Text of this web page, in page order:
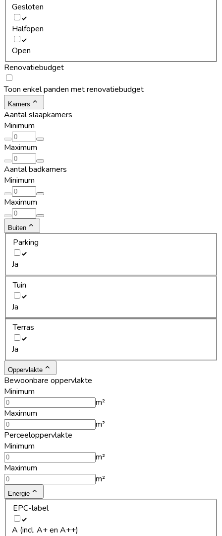
Gesloten
Halfopen
Open
Renovatiebudget
Toon enkel panden met renovatiebudget
Kamers
Aantal slaapkamers
Minimum
Maximum
Aantal badkamers
Minimum
Maximum
Buiten
Parking
Ja
Tuin
Ja
Terras
Ja
Oppervlakte
Bewoonbare oppervlakte
Minimum
m²
Maximum
m²
Perceeloppervlakte
Minimum
m²
Maximum
m²
Energie
EPC-label
A (incl. A+ en A++)